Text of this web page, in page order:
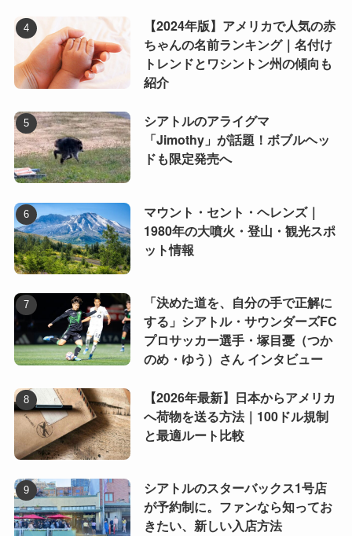
【2024年版】アメリカで人気の赤
ちゃんの名前ランキング｜名付け
トレンドとワシントン州の傾向も
紹介
シアトルのアライグマ
「Jimothy」が話題！ボブルヘッ
ドも限定発売へ
マウント・セント・ヘレンズ｜
1980年の大噴火・登山・観光スポ
ット情報
「決めた道を、自分の手で正解に
する」シアトル・サウンダーズFC
プロサッカー選手・塚目憂（つか
のめ・ゆう）さん インタビュー
【2026年最新】日本からアメリカ
へ荷物を送る方法｜100ドル規制
と最適ルート比較
シアトルのスターバックス1号店
が予約制に。ファンなら知ってお
きたい、新しい入店方法